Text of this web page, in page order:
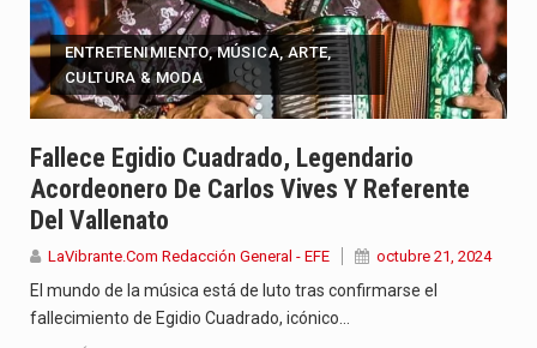
ENTRETENIMIENTO, MÚSICA, ARTE,
CULTURA & MODA
Fallece Egidio Cuadrado, Legendario
Acordeonero De Carlos Vives Y Referente
Del Vallenato
LaVibrante.Com Redacción General - EFE octubre 21, 2024
El mundo de la música está de luto tras confirmarse el
fallecimiento de Egidio Cuadrado, icónico…